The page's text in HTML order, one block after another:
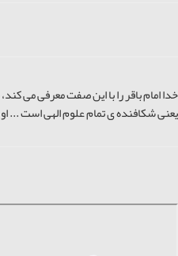
خدا امام باقر را با این صفت معرفی می
یعنی شکافنده ی تمام علوم الهی است